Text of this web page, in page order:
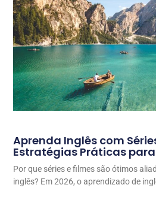
Aprenda Inglês com
Estratégias Práticas
Por que séries e filmes são ótimos
inglês? Em 2026, o aprendizado de